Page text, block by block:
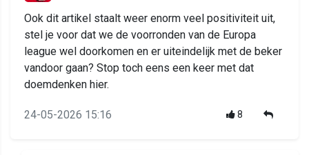
Ook dit artikel staalt weer enorm veel positiviteit uit,
stel je voor dat we de voorronden van de Europa
league wel doorkomen en er uiteindelijk met de beker
vandoor gaan? Stop toch eens een keer met dat
doemdenken hier.
24-05-2026 15:16 8